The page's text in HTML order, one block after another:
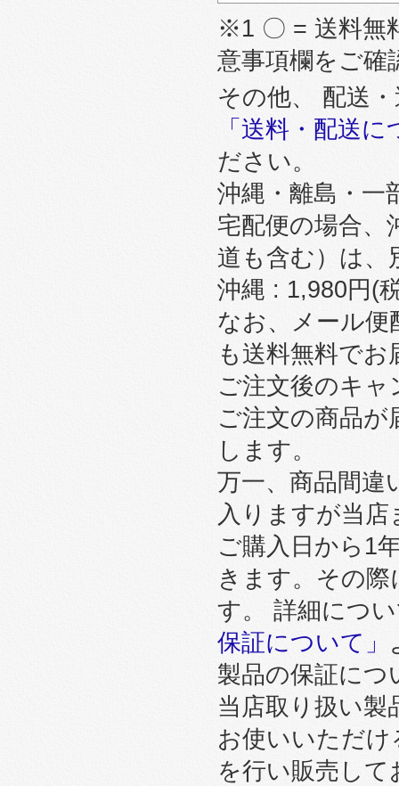
※1 〇 = 送料無
意事項欄をご確
その他、 配送
「送料・配送
ださい。
沖縄・離島・一
宅配便の場合、
道も含む）は、
沖縄 : 1,980円(
なお、メール便
も送料無料で
ご注文後のキ
ご注文の商品
します。
万一、商品間違
入りますが当
ご購入日から1
きます。その
す。 詳細につ
保証について」
製品の保証につ
当店取り扱い
お使いいただけ
を行い販売し